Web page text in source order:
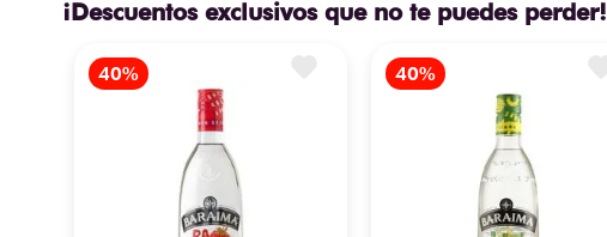
¡Descuentos exclusivos que no te puedes perder!